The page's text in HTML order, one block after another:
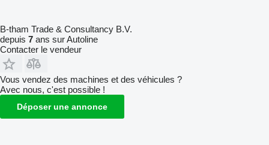
B-tham Trade & Consultancy B.V.
depuis 7 ans sur Autoline
Contacter le vendeur
Vous vendez des machines et des véhicules ?
Avec nous, c'est possible !
Déposer une annonce